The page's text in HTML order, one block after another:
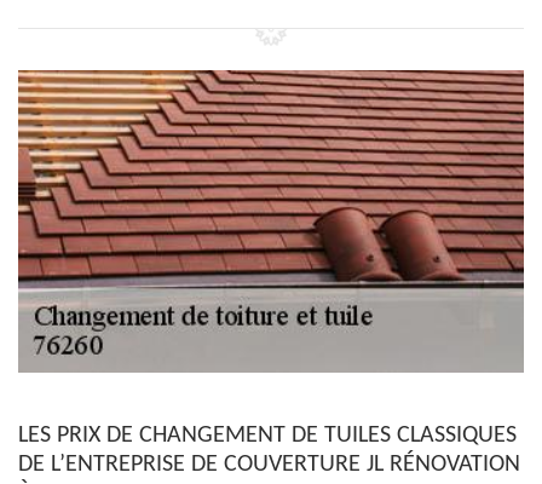
LES PRIX DE CHANGEMENT DE TUILES CLASSIQUES
DE L’ENTREPRISE DE COUVERTURE JL RÉNOVATION